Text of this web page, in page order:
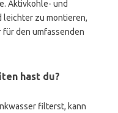
Aktivkohle- und
leichter zu montieren,
den umfassenden
hast du?
filterst, kann